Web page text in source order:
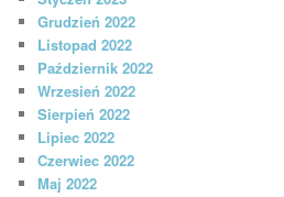
Grudzień 2022
Listopad 2022
Październik 2022
Wrzesień 2022
Sierpień 2022
Lipiec 2022
Czerwiec 2022
Maj 2022